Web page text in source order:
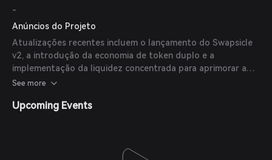
-
Anúncios do Projeto
Atualizações recentes incluem o lançamento do Swapsicle
v2, a introdução da economia de token duplo e a
implementação da liquidez concentrada para aprimorar a
eficiência da negociação.
See more
Upcoming Events